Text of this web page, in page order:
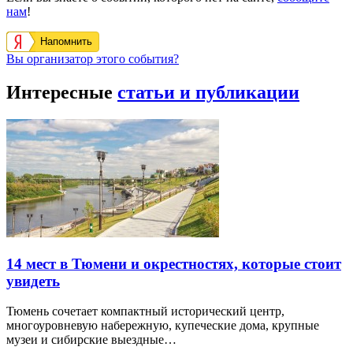
нам!
Напомнить
Вы организатор этого события?
Интересные статьи и публикации
14 мест в Тюмени и окрестностях, которые стоит
увидеть
Тюмень сочетает компактный исторический центр,
многоуровневую набережную, купеческие дома, крупные
музеи и сибирские выездные…